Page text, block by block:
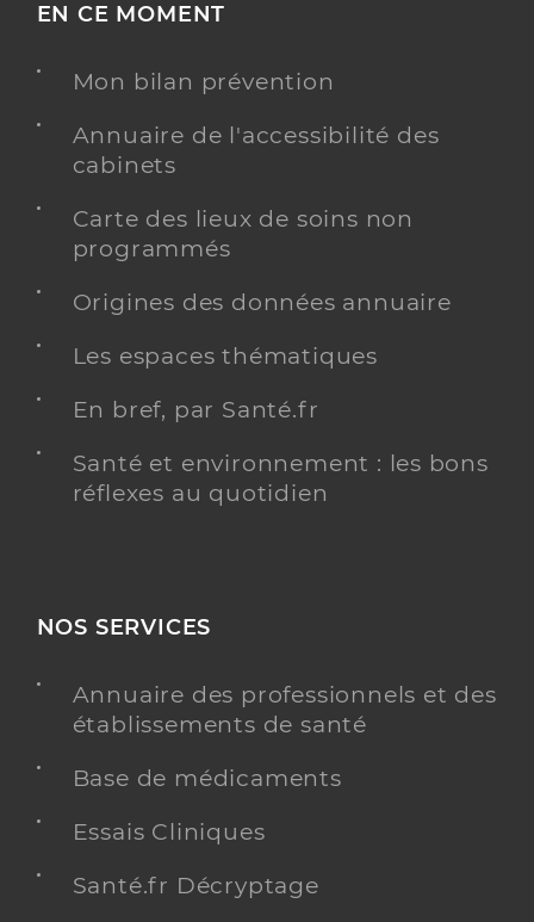
EN CE MOMENT
Mon bilan prévention
Annuaire de l'accessibilité des
cabinets
Carte des lieux de soins non
programmés
Origines des données annuaire
Les espaces thématiques
En bref, par Santé.fr
Santé et environnement : les bons
réflexes au quotidien
NOS SERVICES
Annuaire des professionnels et des
établissements de santé
Base de médicaments
Essais Cliniques
Santé.fr Décryptage